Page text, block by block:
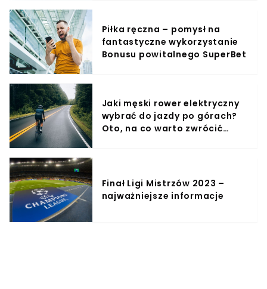
Piłka ręczna – pomysł na
fantastyczne wykorzystanie
Bonusu powitalnego SuperBet
Jaki męski rower elektryczny
wybrać do jazdy po górach?
Oto, na co warto zwrócić
Finał Ligi Mistrzów 2023 –
najważniejsze informacje